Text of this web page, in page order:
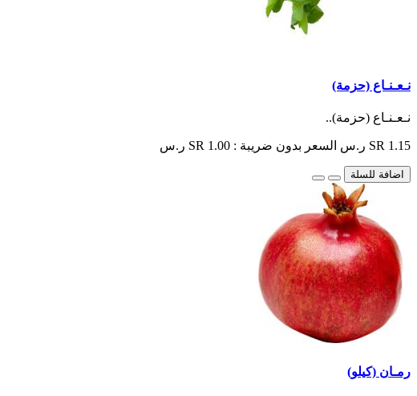
نـعـنـاع (حزمة)
نـعـنـاع (حزمة)..
SR 1.15 ر.س السعر بدون ضريبة : SR 1.00 ر.س
اضافة للسلة
رمـان (كيلو)